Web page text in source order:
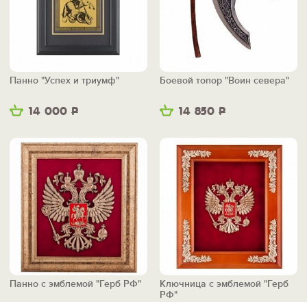
14 000 Р
Панно "Успех и триумф"
14 850 Р
Боевой топор "Воин севера"
Панно с эмблемой "Герб РФ"
Ключница с эмблемой "Герб
РФ"